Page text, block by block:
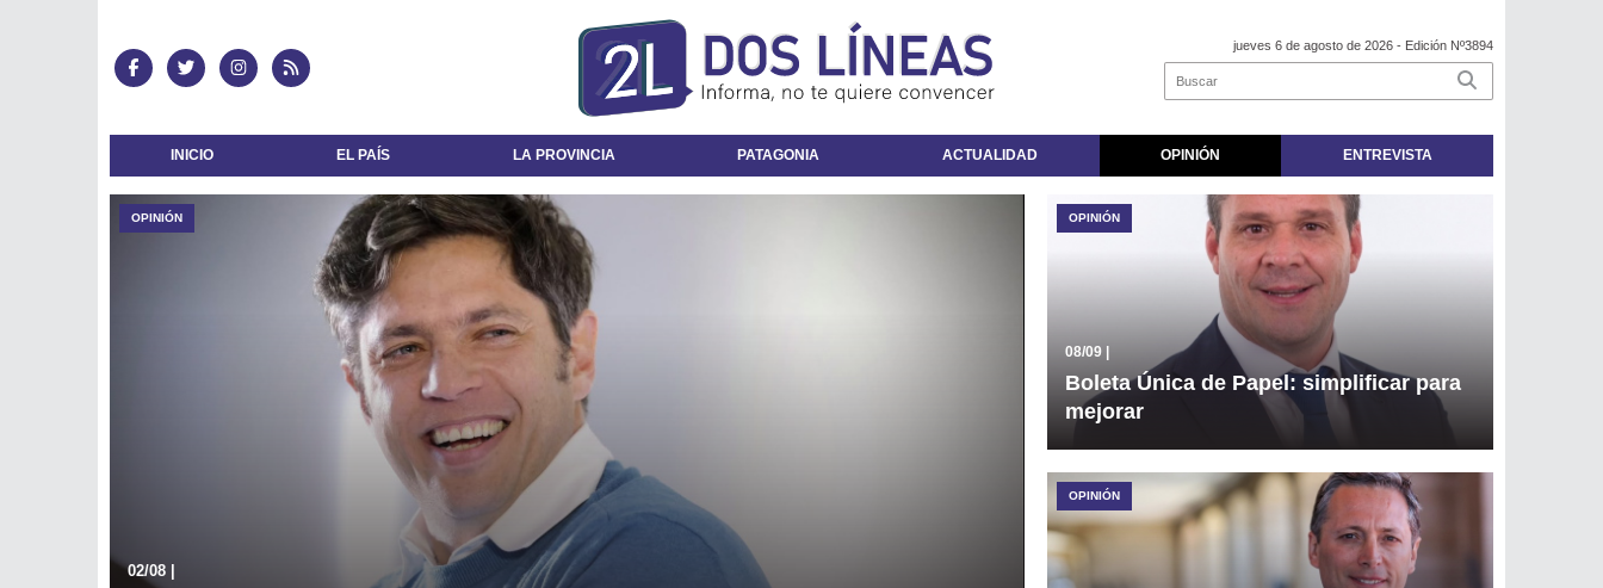
jueves 6 de agosto de 2026 - Edición Nº3894
INICIO EL PAÍS LA PROVINCIA PATAGONIA ACTUALIDAD OPINIÓN ENTREVISTA
OPINIÓN
02/08
OPINIÓN
08/09
Boleta Única de Papel: simplificar para
mejorar
OPINIÓN